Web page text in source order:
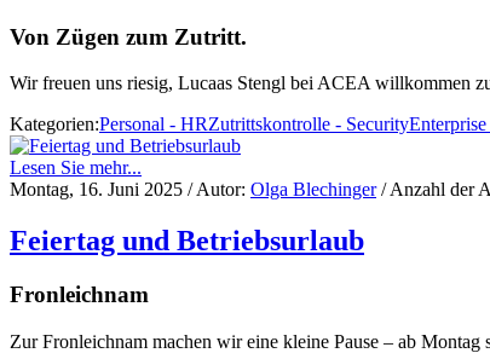
Von Zügen zum Zutritt.
Wir freuen uns riesig, Lucaas Stengl bei ACEA willkommen
Kategorien:Personal - HRZutrittskontrolle - Security
Lesen Sie mehr...
Montag, 16. Juni 2025 / Autor: Olga Blechinger/ Anzahl der
Feiertag und Betriebsurlaub
Fronleichnam
Zur Fronleichnam machen wir eine kleine Pause – ab